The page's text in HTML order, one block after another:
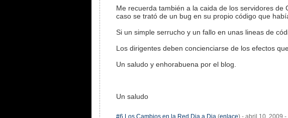
Me recuerda también a la caida de los servidores
caso se trató de un bug en su propio código que
Si un simple serrucho y un fallo en unas lineas de
Los dirigentes deben concienciarse de los efectos
Un saludo y enhorabuena por el blog.
Un saludo
#6 Los Cambios en la Red Dia a Dia (enlace) - abril 10, 2009